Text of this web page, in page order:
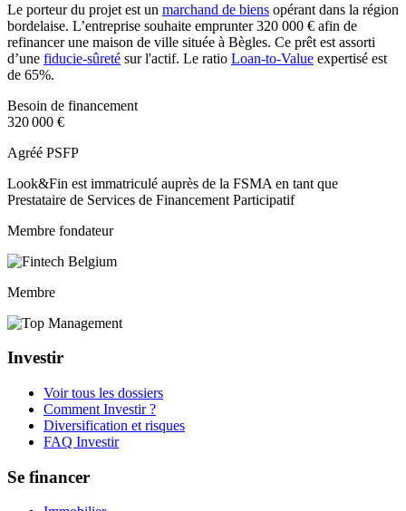
Le porteur du projet est un marchand de biens opérant dans la région
bordelaise. L’entreprise souhaite emprunter 320 000 € afin de
refinancer une maison de ville située à Bègles. Ce prêt est assorti
d’une fiducie-sûreté sur l'actif. Le ratio Loan-to-Value expertisé est
de 65%.
Besoin de financement
320 000 €
Agréé PSFP
Look&Fin est immatriculé auprès de la FSMA en tant que
Prestataire de Services de Financement Participatif
Membre fondateur
Membre
Investir
Voir tous les dossiers
Comment Investir ?
Diversification et risques
FAQ Investir
Se financer